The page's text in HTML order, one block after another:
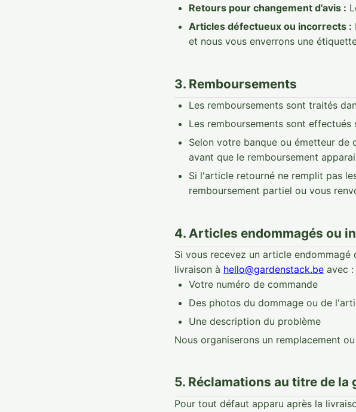
Retours pour changement d'avis :
Articles défectueux ou incorrects :
et nous vous enverrons une
3. Remboursements
Les remboursements sont traités
Les remboursements sont effectués
Selon votre banque ou émetteur de
avant que le remboursement
Si l'article retourné ne remplit pas
remboursement partiel ou vous
4. Articles endommagés ou
Si vous recevez un article
livraison à hello@gardenstack.be avec :
Votre numéro de commande
Des photos du dommage ou de
Une description du problème
Nous organiserons un remplacement
5. Réclamations au titre de la
Pour tout défaut apparu après la